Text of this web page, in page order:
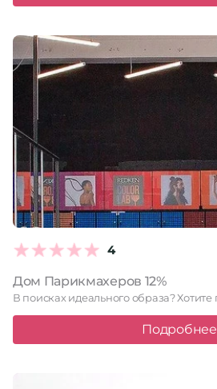
4
Дом Парикмахеров 12%
Подробнее